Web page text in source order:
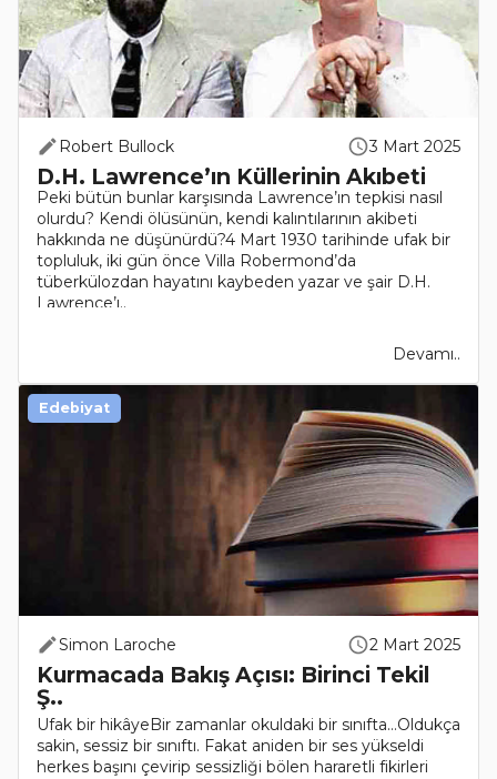
Robert Bullock 3 Mart 2025
D.H. Lawrence’ın Küllerinin Akıbeti
Peki bütün bunlar karşısında Lawrence’ın tepkisi nasıl
olurdu? Kendi ölüsünün, kendi kalıntılarının akibeti
hakkında ne düşünürdü?4 Mart 1930 tarihinde ufak bir
topluluk, iki gün önce Villa Robermond’da
tüberkülozdan hayatını kaybeden yazar ve şair D.H.
Lawrence’ı..
Devamı..
Simon Laroche 2 Mart 2025
Kurmacada Bakış Açısı: Birinci Tekil
Ş..
Ufak bir hikâyeBir zamanlar okuldaki bir sınıfta…Oldukça
sakin, sessiz bir sınıftı. Fakat aniden bir ses yükseldi
herkes başını çevirip sessizliği bölen hararetli fikirleri
Edebiyat